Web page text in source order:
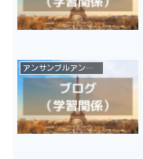
アンサンブルアンフランセ